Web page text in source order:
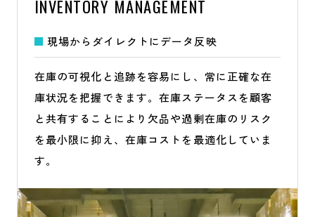
INVENTORY MANAGEMENT
現場からダイレクトにデータ反映
在庫の可視化と追跡を容易にし、常に正確な在
庫状況を把握できます。在庫ステータスを顧客
と共有することにより欠品や過剰在庫のリスク
を最小限に抑え、在庫コストを最適化していま
す。